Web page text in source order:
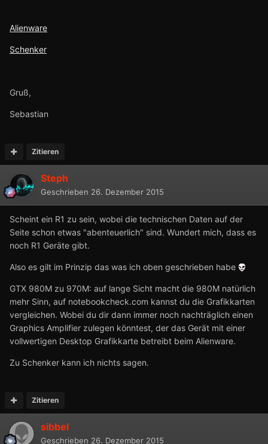
Alienware
Schenker
Gruß,
Sebastian
Zitieren
Steph
Geschrieben 26. Dezember 2015
Scheint ein R1 zu sein, wobei die technischen Daten auf der
Seite schon etwas "abenteuerlich" sind. Wundert mich, dass es
noch R1 Geräte gibt.
Also es gilt im Prinzip das was ich oben geschrieben habe
GTX 980M zu 970M: auf lange Sicht macht die 980M natürlich
mehr Sinn, auf notebookcheck.com kannst du die Grafikkarten
vergleichen. Wobei du dir dann immer noch nachträglich einen
Graphics Amplifier zulegen könntest, der das Gerät mit einer
vollwertigen Desktop Grafikkarte betreibt beim Alienware.
Zu Schenker kann ich nichts sagen.
Zitieren
sibbel
Geschrieben 26. Dezember 2015